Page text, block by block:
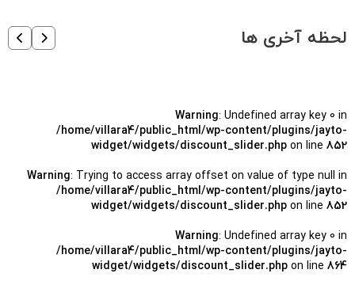
لحظه آخری ها
Warning: Undefined array key 0 in
/home/villara4/public_html/wp-content/plugins/jayto-
widget/widgets/discount_slider.php on line 852
Warning: Trying to access array offset on value of type null in
/home/villara4/public_html/wp-content/plugins/jayto-
widget/widgets/discount_slider.php on line 852
Warning: Undefined array key 0 in
/home/villara4/public_html/wp-content/plugins/jayto-
widget/widgets/discount_slider.php on line 864